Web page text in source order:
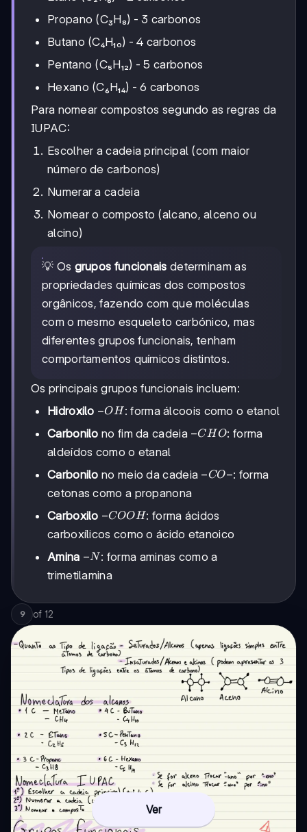
Propano (C₃H₈) - 3 carbonos
Butano (C₄H₁₀) - 4 carbonos
Pentano (C₅H₁₂) - 5 carbonos
Hexano (C₆H₁₄) - 6 carbonos
Para nomear compostos segundo as regras da
IUPAC:
Escolher a cadeia principal (com maior
número de carbonos)
Numerar a cadeia
Nomear o composto (alcano, alceno ou
alcino)
💡 Os grupos funcionais determinam as
propriedades químicas dos compostos
orgânicos, fazendo com que moléculas
com o mesmo esqueleto carbónico, mas
diferentes grupos funcionais, tenham
comportamentos químicos distintos.
Os principais grupos funcionais incluem:
Hidroxilo -
−OH : forma álcoois como o etanol
Carbonilo no fim da cadeia -
−CHO: forma
aldeídos como o etanal
Carbonilo no meio da cadeia -
−CO−: forma
cetonas como a propanona
Carboxilo -
COOH
−COOH: forma ácidos
carboxílicos como o ácido etanoico
Amina -
N
−N : forma aminas como a
trimetilamina
9 of 12
Ver